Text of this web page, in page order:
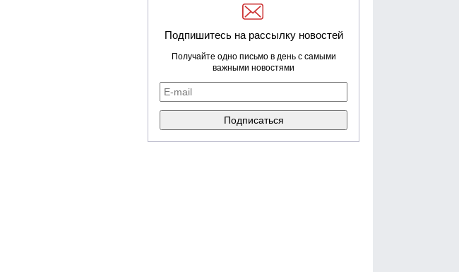
Подпишитесь на рассылку новостей
Получайте одно письмо в день с самыми
важными новостями